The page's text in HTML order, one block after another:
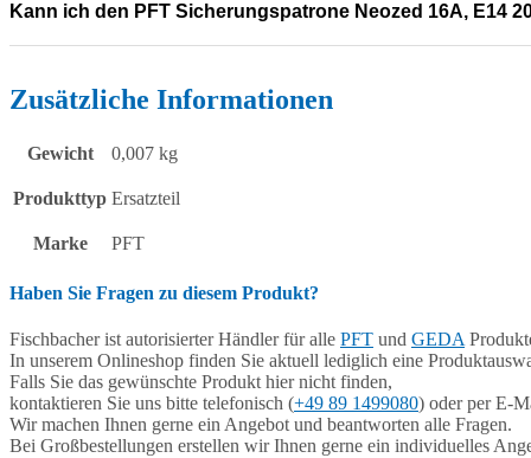
Kann
Zusätzliche Informationen
Gewicht 0,007 kg
Produkttyp Ersatzteil
Marke PFT
Haben Sie Fragen zu diesem Produkt?
Fischbacher ist autorisierter Händler für alle PFT und GEDA
In unserem Onlineshop finden Sie aktuell lediglich eine
Falls Sie das gewünschte Produkt hier nicht finden,
kontaktieren Sie uns bitte telefonisch (+49 89 1499080) oder per E-
Wir machen Ihnen gerne ein Angebot und beantworten alle Fragen.
Bei Großbestellungen erstellen wir Ihnen gerne ein individuelles